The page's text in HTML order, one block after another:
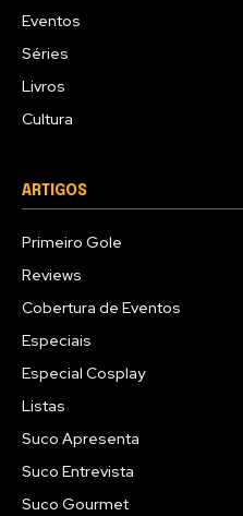
Eventos
Séries
Livros
Cultura
ARTIGOS
Primeiro Gole
Reviews
Cobertura de Eventos
Especiais
Especial Cosplay
Listas
Suco Apresenta
Suco Entrevista
Suco Gourmet